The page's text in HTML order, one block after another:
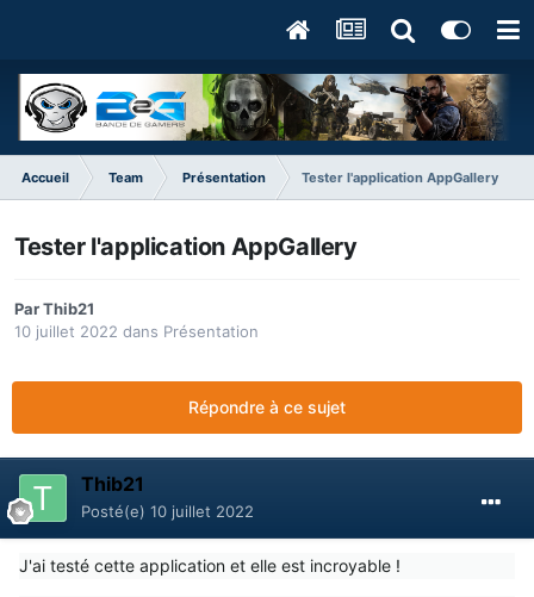
Accueil Team Présentation Tester l'application AppGallery
Tester l'application AppGallery
ParThib21
10 juillet 2022 dans Présentation
Répondre à ce sujet
Thib21
Posté(e) 10 juillet 2022
J'ai testé cette application et elle est incroyable !